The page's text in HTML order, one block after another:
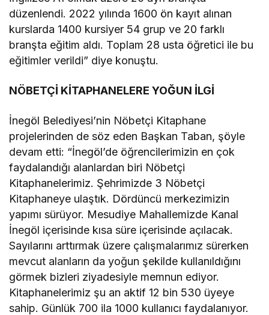
düzenlendi. 2022 yılında 1600 ön kayıt alınan
kurslarda 1400 kursiyer 54 grup ve 20 farklı
branşta eğitim aldı. Toplam 28 usta öğretici ile bu
eğitimler verildi” diye konuştu.
NÖBETÇİ KİTAPHANELERE YOĞUN İLGİ
İnegöl Belediyesi’nin Nöbetçi Kitaphane
projelerinden de söz eden Başkan Taban, şöyle
devam etti: “İnegöl’de öğrencilerimizin en çok
faydalandığı alanlardan biri Nöbetçi
Kitaphanelerimiz. Şehrimizde 3 Nöbetçi
Kitaphaneye ulaştık. Dördüncü merkezimizin
yapımı sürüyor. Mesudiye Mahallemizde Kanal
İnegöl içerisinde kısa süre içerisinde açılacak.
Sayılarını arttırmak üzere çalışmalarımız sürerken
mevcut alanların da yoğun şekilde kullanıldığını
görmek bizleri ziyadesiyle memnun ediyor.
Kitaphanelerimiz şu an aktif 12 bin 530 üyeye
sahip. Günlük 700 ila 1000 kullanıcı faydalanıyor.